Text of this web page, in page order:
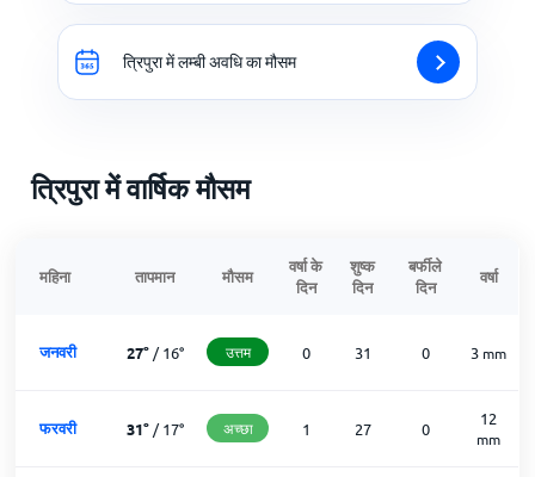
त्रिपुरा में लम्बी अवधि का मौसम
त्रिपुरा में वार्षिक मौसम
महिना तापमान मौसम
वर्षा के
दिन
शुष्क
दिन
बर्फीले
दिन
वर्षा
जनवरी 27°/16° उत्तम 0 31 0 3 mm
फरवरी 31°/17° अच्छा 1 27 0
12
mm